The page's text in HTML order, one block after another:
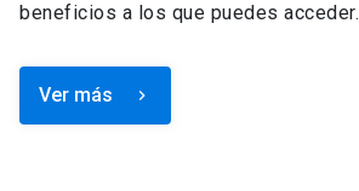
beneficios a los que puedes acceder.
Ver más keyboard_arrow_right